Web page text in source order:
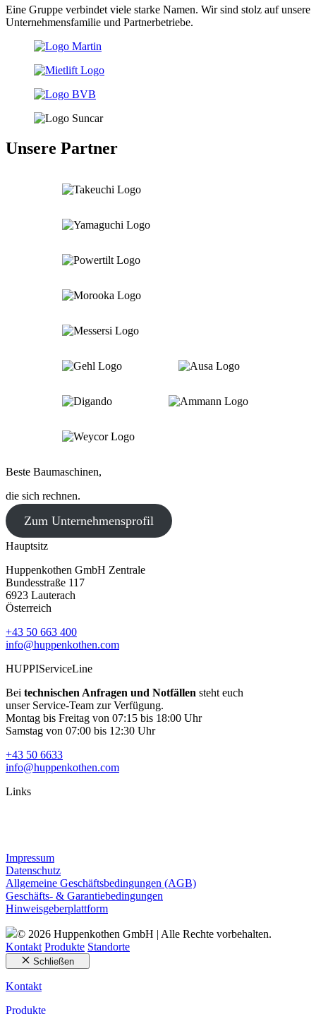
Eine Gruppe verbindet viele starke Namen. Wir sind stolz auf unsere
Unternehmensfamilie und Partnerbetriebe.
Unsere Partner
Beste Baumaschinen,
die sich rechnen.
Zum Unternehmensprofil
Hauptsitz
Huppenkothen GmbH Zentrale
Bundesstraße 117
6923 Lauterach
Österreich
+43 50 663 400
info@huppenkothen.com
HUPPIServiceLine
Bei technischen Anfragen und Notfällen steht euch
unser Service-Team zur Verfügung.
Montag bis Freitag von 07:15 bis 18:00 Uhr
Samstag von 07:00 bis 12:30 Uhr
+43 50 6633
info@huppenkothen.com
Links
Impressum
Datenschutz
Allgemeine Geschäftsbedingungen (AGB)
Geschäfts- & Garantiebedingungen
Hinweisgeberplattform
© 2026 Huppenkothen GmbH | Alle Rechte vorbehalten.
Kontakt Produkte Standorte
Schließen
Kontakt
Produkte